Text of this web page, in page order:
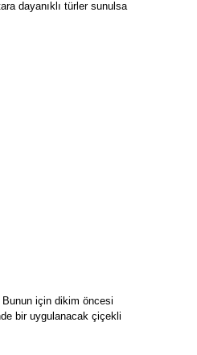
dayanıklı türler sunulsa
Bunun için dikim öncesi
bir uygulanacak çiçekli